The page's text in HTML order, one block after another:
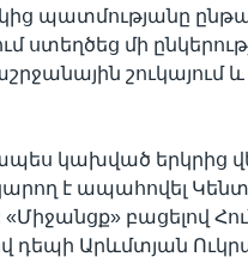
պատմությանը
մի
շուկայում և
կախված երկրից
կարող է ապահովել
բացելով
դեպի Արևմտյան